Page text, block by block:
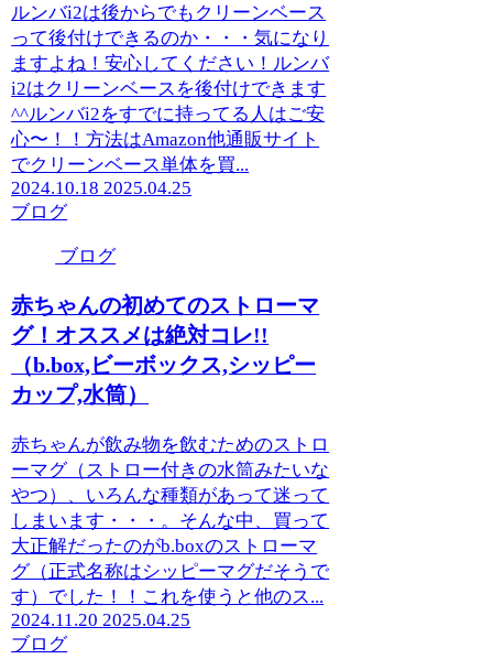
ルンバi2は後からでもクリーンベース
って後付けできるのか・・・気になり
ますよね！安心してください！ルンバ
i2はクリーンベースを後付けできます
^^ルンバi2をすでに持ってる人はご安
心〜！！方法はAmazon他通販サイト
でクリーンベース単体を買...
2024.10.18 2025.04.25
ブログ
ブログ
赤ちゃんの初めてのストローマ
グ！オススメは絶対コレ!!
（b.box,ビーボックス,シッピー
カップ,水筒）
赤ちゃんが飲み物を飲むためのストロ
ーマグ（ストロー付きの水筒みたいな
やつ）、いろんな種類があって迷って
しまいます・・・。そんな中、買って
大正解だったのがb.boxのストローマ
グ（正式名称はシッピーマグだそうで
す）でした！！これを使うと他のス...
2024.11.20 2025.04.25
ブログ